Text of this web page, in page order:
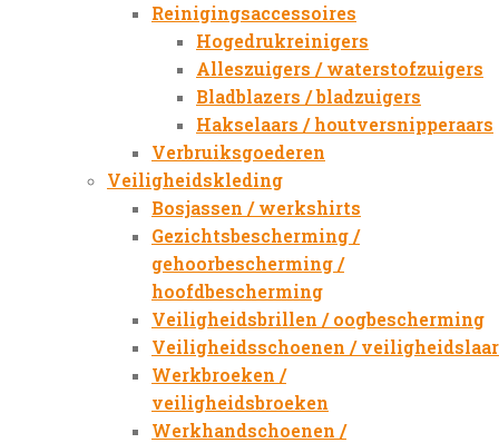
Reinigingsaccessoires
Hogedrukreinigers
Alleszuigers / waterstofzuigers
Bladblazers / bladzuigers
Hakselaars / houtversnipperaars
Verbruiksgoederen
Veiligheidskleding
Bosjassen / werkshirts
Gezichtsbescherming /
gehoorbescherming /
hoofdbescherming
Veiligheidsbrillen / oogbescherming
Veiligheidsschoenen /
Werkbroeken /
veiligheidsbroeken
Werkhandschoenen /